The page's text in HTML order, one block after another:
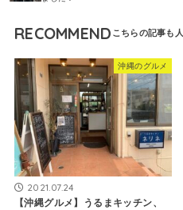
RECOMMEND
沖縄のグルメ
2021.07.24
【沖縄グルメ】うるまキッチン、